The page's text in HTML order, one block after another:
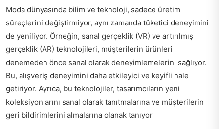
Moda dünyasında bilim ve teknoloji, sadece üretim
süreçlerini değiştirmiyor, aynı zamanda tüketici deneyimini
de yeniliyor. Örneğin, sanal gerçeklik (VR) ve artırılmış
gerçeklik (AR) teknolojileri, müşterilerin ürünleri
denemeden önce sanal olarak deneyimlemelerini sağlıyor.
Bu, alışveriş deneyimini daha etkileyici ve keyifli hale
getiriyor. Ayrıca, bu teknolojiler, tasarımcıların yeni
koleksiyonlarını sanal olarak tanıtmalarına ve müşterilerin
geri bildirimlerini almalarına olanak tanıyor.